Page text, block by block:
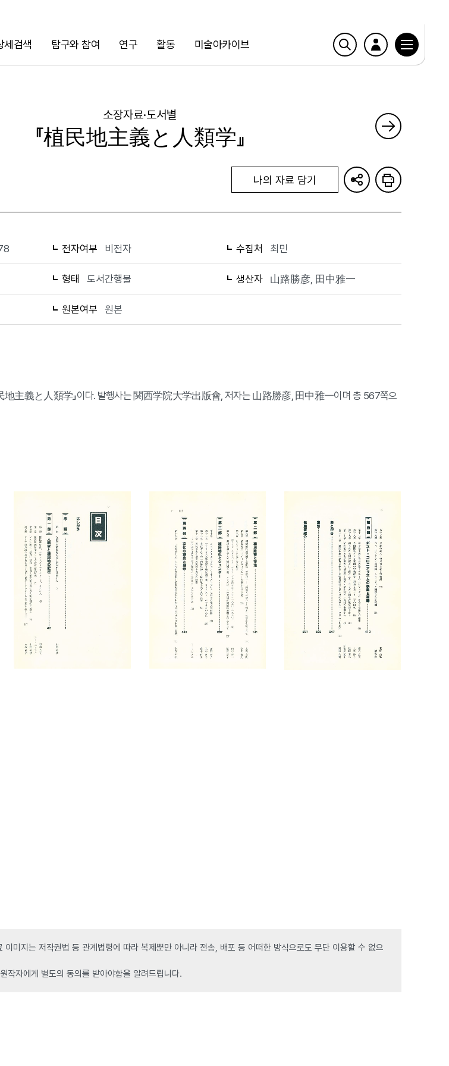
세검색 탐구와 참여 연구 활동 미술아카이브
검색
소장자료·도서별
『植民地主義と人類学』
나의 자료 담기
전자여부 비전자 수집처 최민
형태 도서간행물 생산자 山路勝彦, 田中雅一
원본여부 원본
地主義と人類学』이다. 발행사는 関西学院大学出版會, 저자는 山路勝彦, 田中雅一이며 총 567쪽으
이미지는 저작권법 등 관계법령에 따라 복제뿐만 아니라 전송, 배포 등 어떠한 방식으로도 무단 이용할 수 없으
작자에게 별도의 동의를 받아야함을 알려드립니다.